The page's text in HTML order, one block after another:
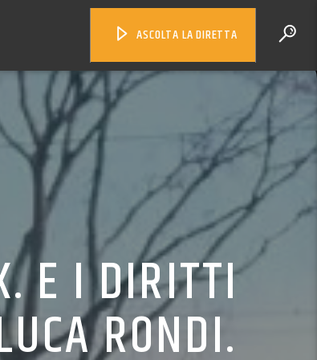
ASCOLTA LA DIRETTA
E I DIRITTI
RONDI.